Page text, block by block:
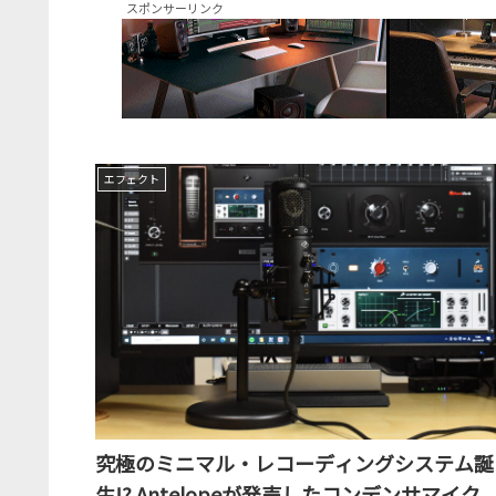
スポンサーリンク
エフェクト
究極のミニマル・レコーディングシステム誕